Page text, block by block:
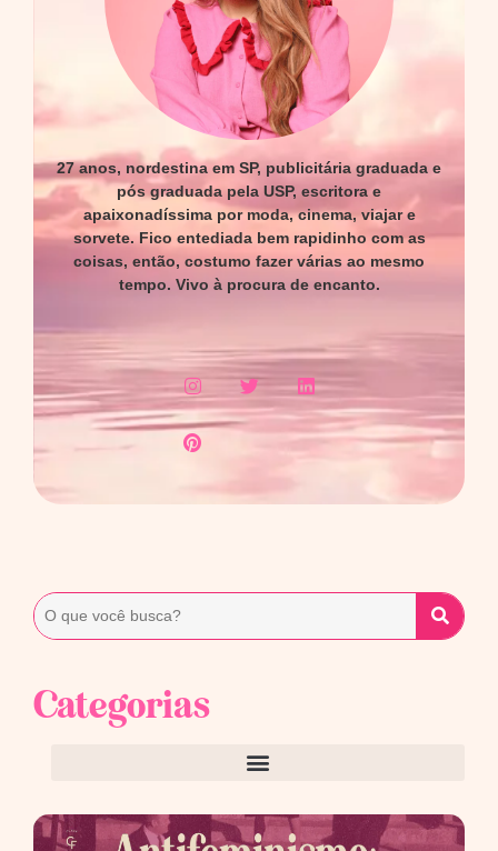
27 anos, nordestina em SP, publicitária graduada e
pós graduada pela USP, escritora e
apaixonadíssima por moda, cinema, viajar e
sorvete. Fico entediada bem rapidinho com as
coisas, então, costumo fazer várias ao mesmo
tempo. Vivo à procura de encanto.
Categorias